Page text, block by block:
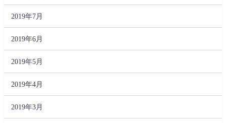
2019年7月
2019年6月
2019年5月
2019年4月
2019年3月